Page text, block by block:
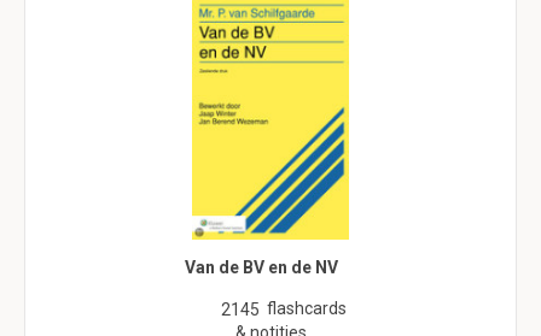
Van de BV en de NV
2145 flashcards